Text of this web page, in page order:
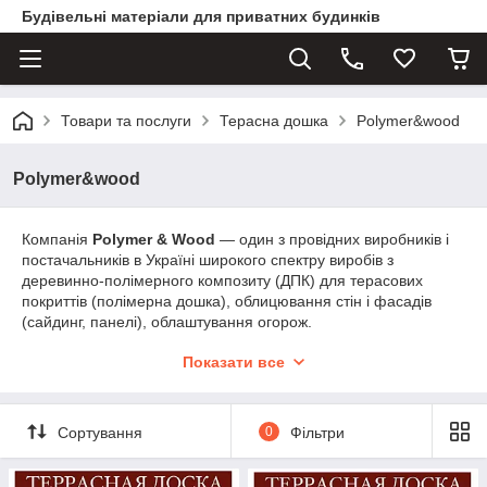
Будівельні матеріали для приватних будинків
Товари та послуги Терасна дошка Polymer&wood
Polymer&wood
Компанія Polymer & Wood — один з провідних виробників і
постачальників в Україні широкого спектру виробів з
деревинно-полімерного композиту (ДПК) для терасових
покриттів (полімерна дошка), облицювання стін і фасадів
(сайдинг, панелі), облаштування огорож.
ринку виробів з деревинно-полімерного композиту. Можна
Polymer & Wood
є компанією повного циклу, яка здійснює
розробку, виробництво і постачання виробів і матеріалів для
Показати все
Сортування 0 Фільтри